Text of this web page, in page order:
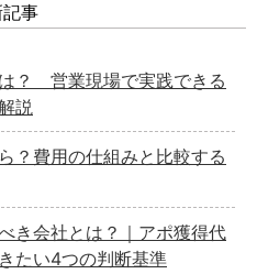
事
？ 営業現場で実践できる
説
？費用の仕組みと比較する
き会社とは？｜アポ獲得代
たい4つの判断基準